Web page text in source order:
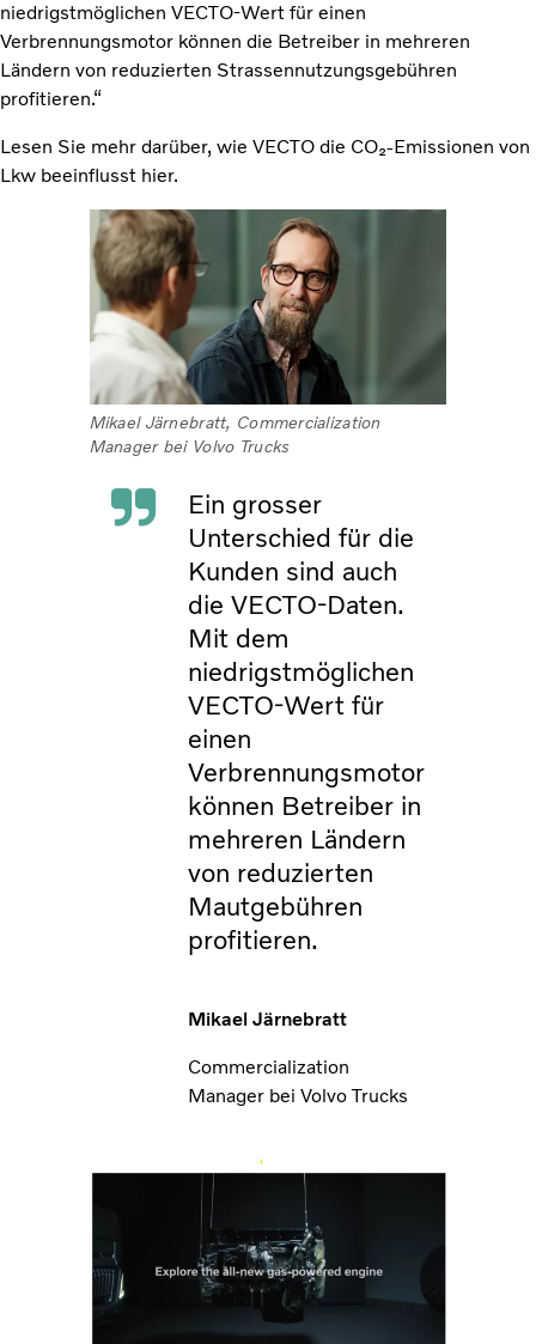
niedrigstmöglichen VECTO-Wert für einen
Verbrennungsmotor können die Betreiber in mehreren
Ländern von reduzierten Strassennutzungsgebühren
profitieren.“
Lesen Sie mehr darüber, wie VECTO die CO₂-Emissionen von
Lkw beeinflusst hier.
Mikael Järnebratt, Commercialization
Manager bei Volvo Trucks
Ein grosser
Unterschied für die
Kunden sind auch
die VECTO-Daten.
Mit dem
niedrigstmöglichen
VECTO-Wert für
einen
Verbrennungsmotor
können Betreiber in
mehreren Ländern
von reduzierten
Mautgebühren
profitieren.
Mikael Järnebratt
Commercialization
Manager bei Volvo Trucks